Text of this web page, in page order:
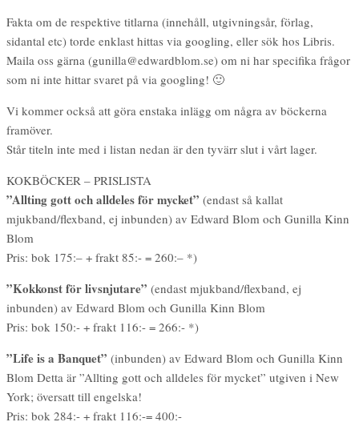
Fakta om de respektive titlarna (innehåll, utgivningsår, förlag,
sidantal etc) torde enklast hittas via googling, eller sök hos Libris.
Maila oss gärna (gunilla@edwardblom.se) om ni har specifika frågor
som ni inte hittar svaret på via googling! 🙂
Vi kommer också att göra enstaka inlägg om några av böckerna
framöver.
Står titeln inte med i listan nedan är den tyvärr slut i vårt lager.
KOKBÖCKER – PRISLISTA
”Allting gott och alldeles för mycket” (endast så kallat
mjukband/flexband, ej inbunden) av Edward Blom och Gunilla Kinn
Blom
Pris: bok 175:– + frakt 85:- = 260:– *)
”Kokkonst för livsnjutare” (endast mjukband/flexband, ej
inbunden) av Edward Blom och Gunilla Kinn Blom
Pris: bok 150:- + frakt 116:- = 266:- *)
”Life is a Banquet” (inbunden) av Edward Blom och Gunilla Kinn
Blom Detta är ”Allting gott och alldeles för mycket” utgiven i New
York; översatt till engelska!
Pris: bok 284:- + frakt 116:-= 400:-